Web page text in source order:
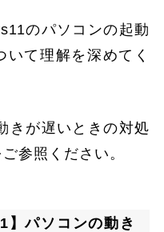
のパソコンの起動
て理解を深めてく
きが遅いときの対処
参照ください。
】パソコンの動き